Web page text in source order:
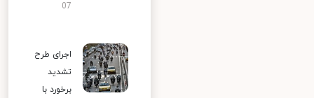
07
اجرای طرح
تشدید
برخورد با